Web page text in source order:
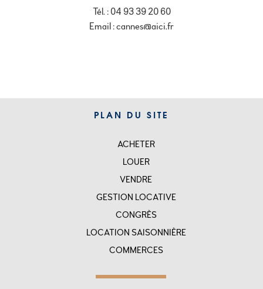
Tél. : 04 93 39 20 60
Email : cannes@aici.fr
PLAN DU SITE
ACHETER
LOUER
VENDRE
GESTION LOCATIVE
CONGRÈS
LOCATION SAISONNIÈRE
COMMERCES